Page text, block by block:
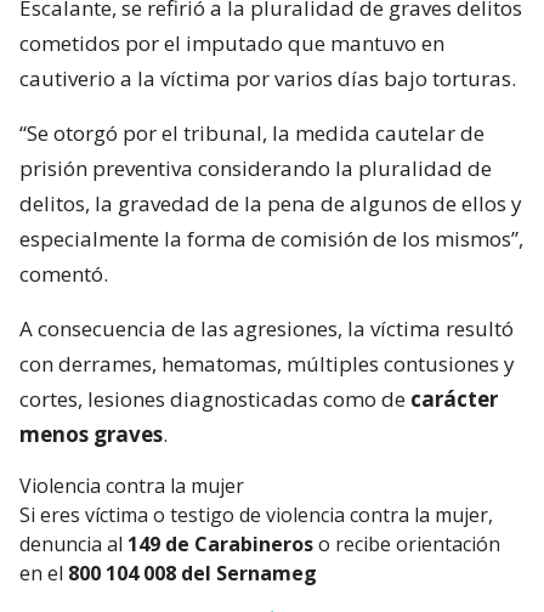
Escalante, se refirió a la pluralidad de graves delitos
cometidos por el imputado que mantuvo en
cautiverio a la víctima por varios días bajo torturas.
“Se otorgó por el tribunal, la medida cautelar de
prisión preventiva considerando la pluralidad de
delitos, la gravedad de la pena de algunos de ellos y
especialmente la forma de comisión de los mismos”,
comentó.
A consecuencia de las agresiones, la víctima resultó
con derrames, hematomas, múltiples contusiones y
cortes, lesiones diagnosticadas como de carácter
menos graves.
Violencia contra la mujer
Si eres víctima o testigo de violencia contra la mujer,
denuncia al 149 de Carabineroso recibe orientación
en el 800 104 008 del Sernameg